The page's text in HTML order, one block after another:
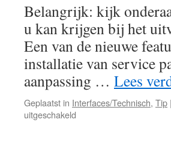
Belangrijk: kijk
u kan krijgen bij het
Een van de nieuwe
installatie van service
aanpassing … Lees
Geplaatst in Interfaces/Technisch, Tip |
uitgeschakeld